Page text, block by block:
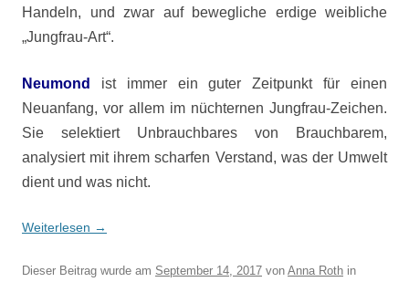
Handeln, und zwar auf bewegliche erdige weibliche
„Jungfrau-Art“.
Neumond
ist immer ein guter Zeitpunkt für einen
Neuanfang, vor allem im nüchternen Jungfrau-Zeichen.
Sie selektiert Unbrauchbares von Brauchbarem,
analysiert mit ihrem scharfen Verstand, was der Umwelt
dient und was nicht.
Weiterlesen →
Dieser Beitrag wurde am September 14, 2017 von Anna Roth in